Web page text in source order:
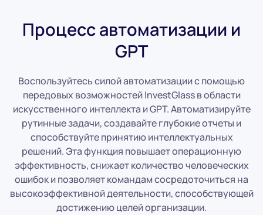
Процесс автоматизации и
GPT
Воспользуйтесь силой автоматизации с помощью
передовых возможностей InvestGlass в области
искусственного интеллекта и GPT. Автоматизируйте
рутинные задачи, создавайте глубокие отчеты и
способствуйте принятию интеллектуальных
решений. Эта функция повышает операционную
эффективность, снижает количество человеческих
ошибок и позволяет командам сосредоточиться на
высокоэффективной деятельности, способствующей
достижению целей организации.